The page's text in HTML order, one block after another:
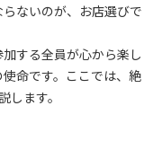
ないのが、お店選びで
する全員が心から楽し
命です。ここでは、絶
ます。